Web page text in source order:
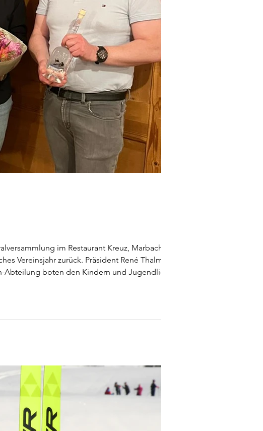
im Restaurant Kreuz, Marbach,
Vereinsjahr zurück. Präsident René Thalmann
boten den Kindern und Jugendlichen